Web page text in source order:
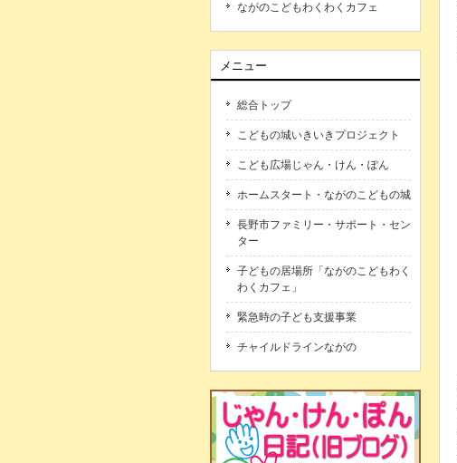
ながのこどもわくわくカフェ
メニュー
総合トップ
こどもの城いきいきプロジェクト
こども広場じゃん・けん・ぽん
ホームスタート・ながのこどもの城
長野市ファミリー・サポート・セン
ター
子どもの居場所「ながのこどもわく
わくカフェ」
緊急時の子ども支援事業
チャイルドラインながの